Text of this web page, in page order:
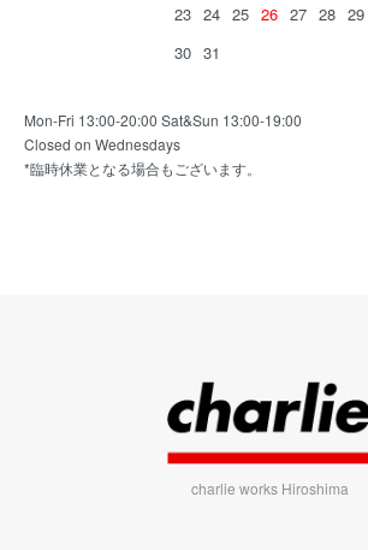
23 24 25 26 27 28 29
30 31
Mon-Fri 13:00-20:00 Sat&Sun 13:00-19:00
Closed on Wednesdays
*臨時休業となる場合もございます。
charlie works Hiroshima